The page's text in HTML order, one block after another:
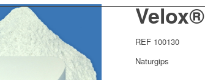
Velox®
REF 100130
Naturgips